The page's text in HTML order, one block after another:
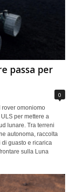
passa per
0
rover omoniomo
per mettere a
lunare. Tra terreni
autonoma, raccolta
guasto e ricarica
sulla Luna